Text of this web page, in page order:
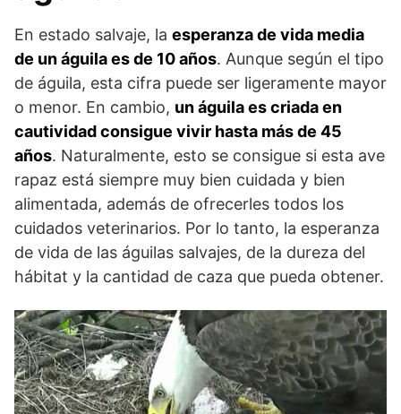
En estado salvaje, la esperanza de vida media
de un águila es de 10 años. Aunque según el tipo
de águila, esta cifra puede ser ligeramente mayor
o menor. En cambio, un águila es criada en
cautividad consigue vivir hasta más de 45
años. Naturalmente, esto se consigue si esta ave
rapaz está siempre muy bien cuidada y bien
alimentada, además de ofrecerles todos los
cuidados veterinarios. Por lo tanto, la esperanza
de vida de las águilas salvajes, de la dureza del
hábitat y la cantidad de caza que pueda obtener.